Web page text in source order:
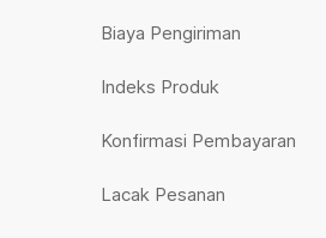
Biaya Pengiriman
Indeks Produk
Konfirmasi Pembayaran
Lacak Pesanan